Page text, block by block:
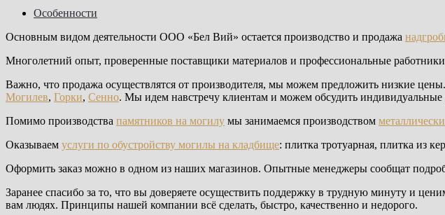
Особенности
Основным видом деятельности ООО «Бел Вий» остается производство и продажа
Многолетний опыт, проверенные поставщики материалов и профессиональные
Важно, что продажа осуществлятся от производителя, мы можем предложить низкие
Могилев, Горки, Сенно. Мы идем навстречу клиентам и можем обсудить
Помимо производства памятников на могилу мы занимаемся производством
Оказываем услуги по обустройству могилы на кладбище: плитка тротуарная, плитка из
Оформить заказ можно в одном из наших магазинов. Опытные менеджеры сообщат
Заранее спасибо за то, что вы доверяете осуществить поддержку в трудную минуту и
вам людях. Принципы нашей компании всё сделать, быстро, качественно и недорого.